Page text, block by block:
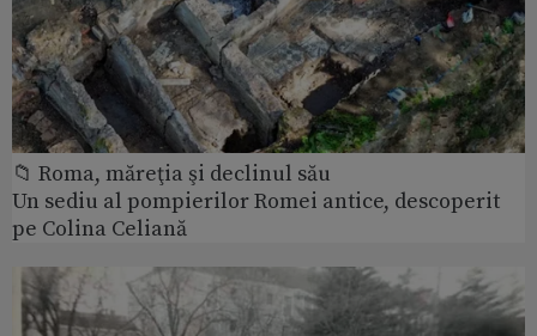
📁 Roma, măreţia şi declinul său
Un sediu al pompierilor Romei antice, descoperit
pe Colina Celiană